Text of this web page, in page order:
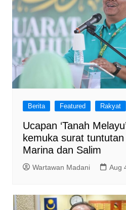
Berita Featured Rakyat
Ucapan ‘Tanah
kemuka surat
Marina dan Salim
Wartawan Madani Aug